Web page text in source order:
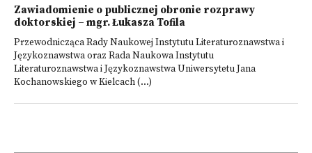
Zawiadomienie o publicznej obronie rozprawy
doktorskiej – mgr. Łukasza Tofila
Przewodnicząca Rady Naukowej Instytutu Literaturoznawstwa i
Językoznawstwa oraz Rada Naukowa Instytutu
Literaturoznawstwa i Językoznawstwa Uniwersytetu Jana
Kochanowskiego w Kielcach (...)